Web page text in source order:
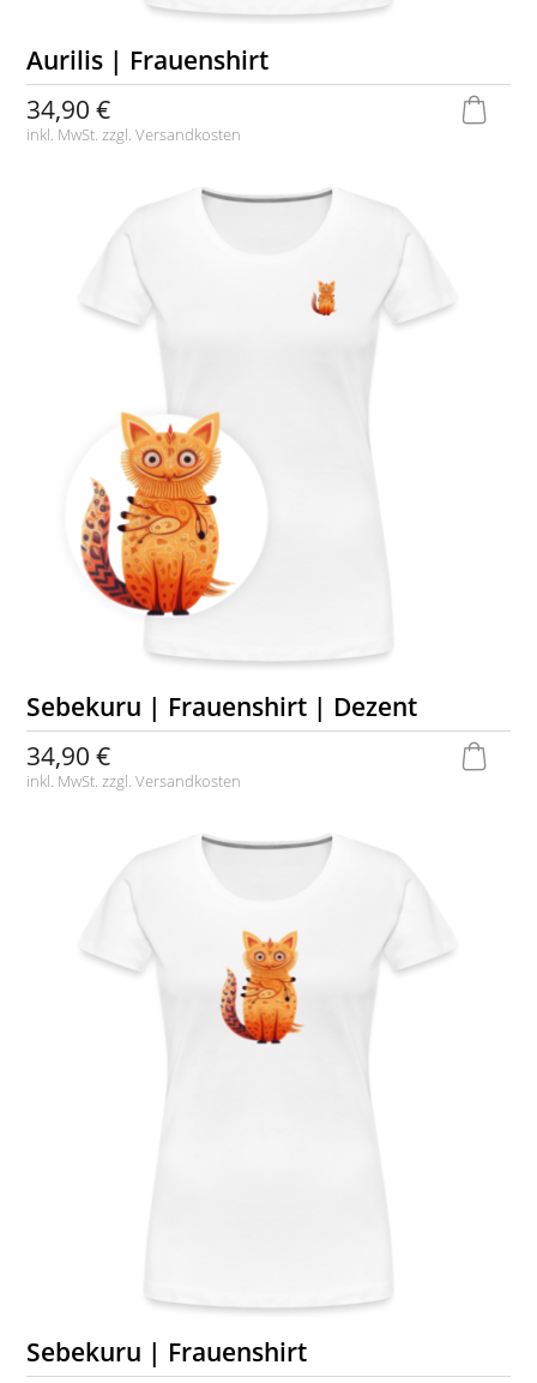
Aurilis | Frauenshirt
34,90 €
inkl. MwSt. zzgl.Versandkosten
Sebekuru | Frauenshirt | Dezent
34,90 €
inkl. MwSt. zzgl.Versandkosten
Sebekuru | Frauenshirt